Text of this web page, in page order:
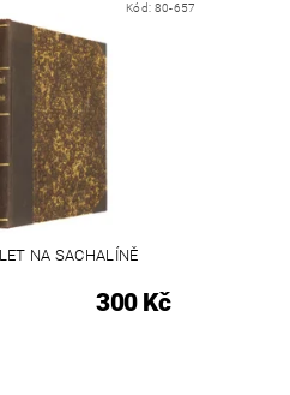
Kód: 80-657
NA SACHALÍNĚ
300 Kč